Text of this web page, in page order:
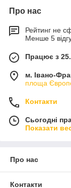
Про нас
Рейтинг не
Менше 5
Працює з
м. Івано-
площа
Контакти
Сьогодні
Показати
Про нас
Контакти